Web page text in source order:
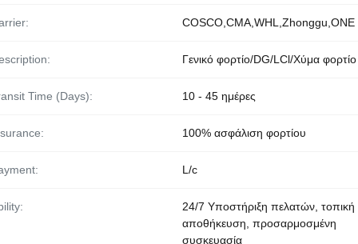
COSCO,CMA,WHL,Zhonggu,ONE
Γενικό φορτίο/DG/LCl/Χύμα φορτίο
Time (Days): 10 - 45 ημέρες
100% ασφάλιση φορτίου
L/c
24/7 Υποστήριξη πελατών, τοπική
αποθήκευση, προσαρμοσμένη
συσκευασία